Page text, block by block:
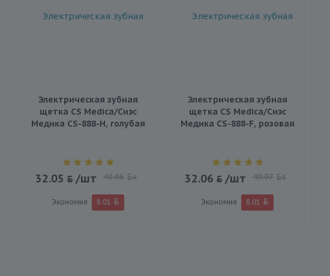
Электрическая зубная
щетка CS Medica/Сиэс
Медика CS-888-H, голубая
32.05 /шт 40.06 BYN
Экономия 8.01
Электрическая зубная
щетка CS Medica/Сиэс
Медика CS-888-F, розовая
32.06 /шт 40.07 BYN
Экономия 8.01